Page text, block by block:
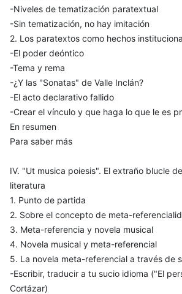
-Niveles de tematización paratextual
-Sin tematización, no hay imitación
2. Los paratextos como hechos
-El poder deóntico
-Tema y rema
-¿Y las "Sonatas" de Valle Inclán?
-El acto declarativo fallido
-Crear el vínculo y que haga lo que le es
En resumen
Para saber más
IV. "Ut musica poiesis". El extraño blucle
literatura
1. Punto de partida
2. Sobre el concepto de meta-
3. Meta-referencia y novela musical
4. Novela musical y meta-referencial
5. La novela meta-referencial a través de
-Escribir, traducir a tu sucio idioma ("El
Cortázar)